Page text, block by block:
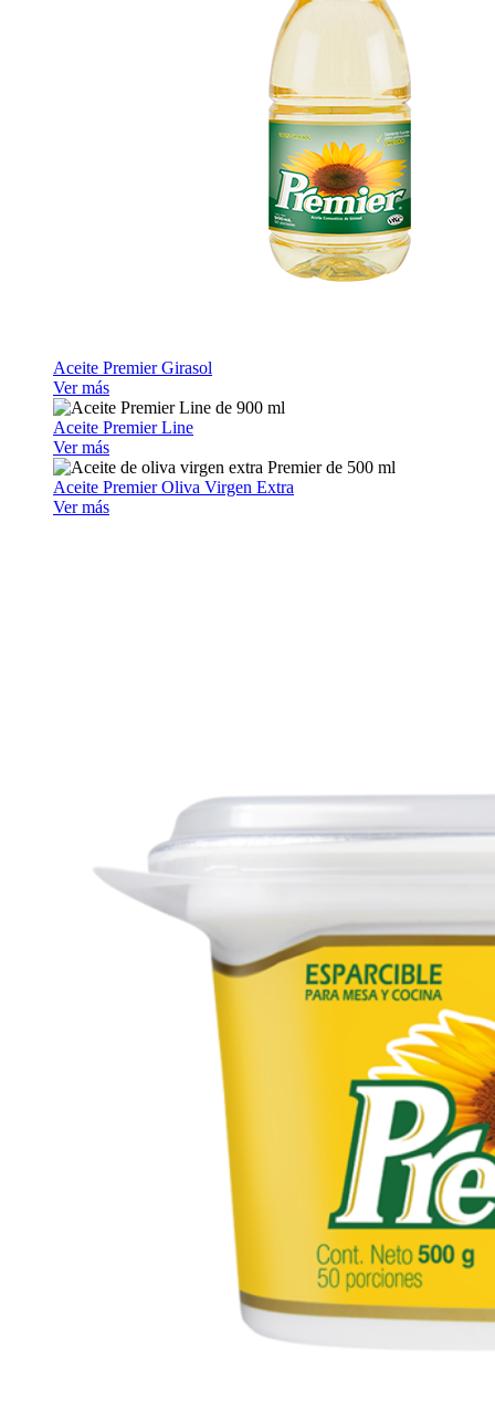
Aceite Premier Girasol
Ver más
Aceite Premier Line
Ver más
Aceite Premier Oliva Virgen Extra
Ver más